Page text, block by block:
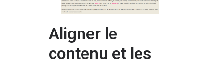
Aligner le
contenu et les